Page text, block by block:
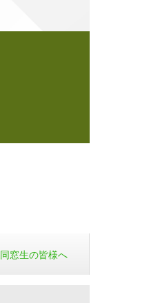
同窓生の皆様へ